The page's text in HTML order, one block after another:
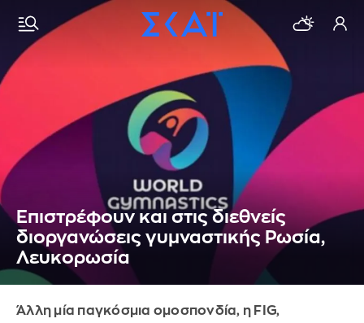
Επιστρέφουν και στις διεθνείς
διοργανώσεις γυμναστικής Ρωσία,
Λευκορωσία
Άλλη μία παγκόσμια ομοσπονδία, η FIG,